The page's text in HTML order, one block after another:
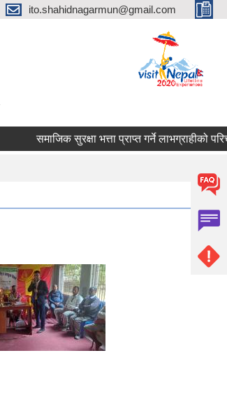
ito.shahidnagarmun@gmail.com
समाजिक सुरक्षा भत्ता प्राप्त गर्ने लाभग्राहीको